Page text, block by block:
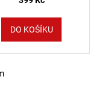
DO KOŠÍKU
prvky výpisu